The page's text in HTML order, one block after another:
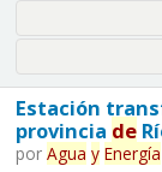
Estación
provincia de
por Agua y Energía